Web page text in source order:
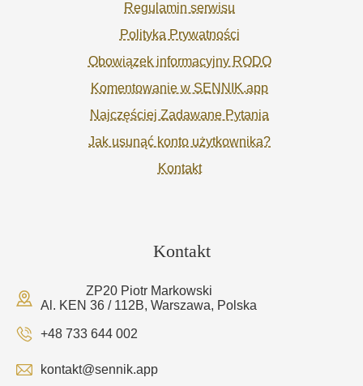
Regulamin serwisu
Polityka Prywatności
Obowiązek informacyjny RODO
Komentowanie w SENNIK.app
Najczęściej Zadawane Pytania
Jak usunąć konto użytkownika?
Kontakt
Kontakt
ZP20 Piotr Markowski
Al. KEN 36 / 112B, Warszawa, Polska
+48 733 644 002
kontakt@sennik.app